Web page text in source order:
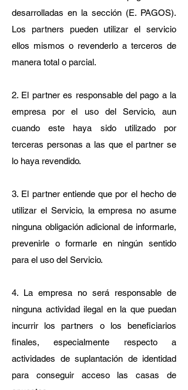
desarrolladas en la sección (E. PAGOS).
Los partners pueden utilizar el servicio
ellos mismos o revenderlo a terceros de
manera total o parcial.
2. El partner es responsable del pago a la
empresa por el uso del Servicio, aun
cuando este haya sido utilizado por
terceras personas a las que el partner se
lo haya revendido.
3. El partner entiende que por el hecho de
utilizar el Servicio, la empresa no asume
ninguna obligación adicional de informarle,
prevenirle o formarle en ningún sentido
para el uso del Servicio.
4. La empresa no será responsable de
ninguna actividad ilegal en la que puedan
incurrir los partners o los beneficiarios
finales, especialmente respecto a
actividades de suplantación de identidad
para conseguir acceso las casas de